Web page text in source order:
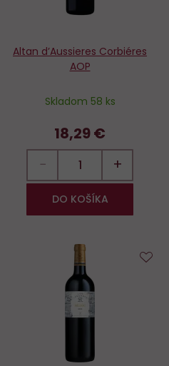
Altan d’Aussieres Corbiéres
AOP
Skladom 58 ks
18,29 €
− +
DO KOŠÍKA